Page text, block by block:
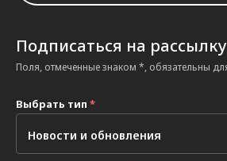
Подписаться на рассылку
Поля, отмеченные знаком *, обязательны
Выбрать тип *